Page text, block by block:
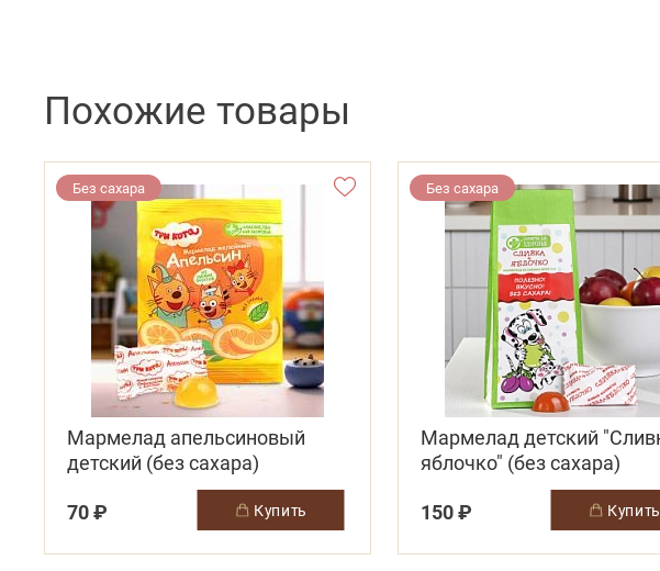
Похожие товары
Без сахара
Мармелад апельсиновый
детский (без сахара)
70 ₽
купить
Без сахара
Мармелад детский
яблочко" (без сахара)
150 ₽
купить